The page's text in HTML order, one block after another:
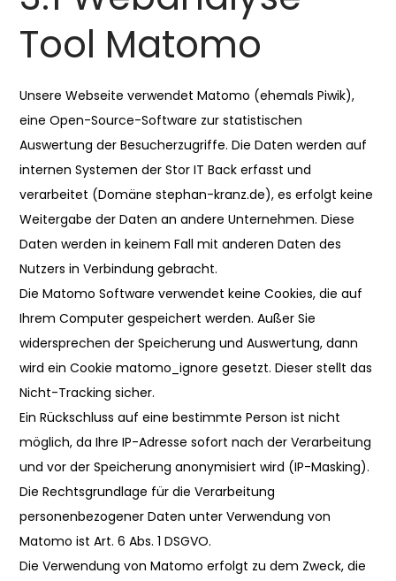
Tool Matomo
Unsere Webseite verwendet Matomo (ehemals Piwik),
eine Open-Source-Software zur statistischen
Auswertung der Besucherzugriffe. Die Daten werden auf
internen Systemen der Stor IT Back erfasst und
verarbeitet (Domäne stephan-kranz.de), es erfolgt keine
Weitergabe der Daten an andere Unternehmen. Diese
Daten werden in keinem Fall mit anderen Daten des
Nutzers in Verbindung gebracht.
Die Matomo Software verwendet keine Cookies, die auf
Ihrem Computer gespeichert werden. Außer Sie
widersprechen der Speicherung und Auswertung, dann
wird ein Cookie matomo_ignore gesetzt. Dieser stellt das
Nicht-Tracking sicher.
Ein Rückschluss auf eine bestimmte Person ist nicht
möglich, da Ihre IP-Adresse sofort nach der Verarbeitung
und vor der Speicherung anonymisiert wird (IP-Masking).
Die Rechtsgrundlage für die Verarbeitung
personenbezogener Daten unter Verwendung von
Matomo ist Art. 6 Abs. 1 DSGVO.
Die Verwendung von Matomo erfolgt zu dem Zweck, die